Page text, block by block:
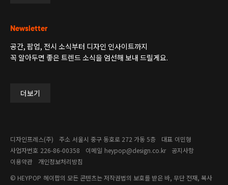
Newsletter
공간, 팝업, 전시 소식부터 디자인 인사이트까지
꼭 알아두면 좋은 트렌드 소식을 엄선해 보내 드릴게요.
더보기
디자인프레스(주) 주소 서울시 중구 동호로 272 가동 5층 대표 이민형
사업자번호 226-86-00358​ 이메일 heypop@design.co.kr
공지사항
이용약관
개인정보처리방침
© HEYPOP 헤이팝의 모든 콘텐츠는 저작권법의 보호를 받은 바, 무단 전재, 복사